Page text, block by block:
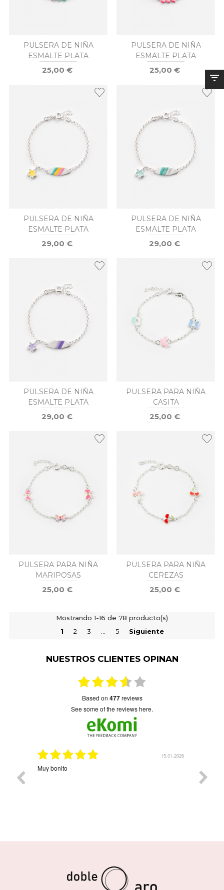
PULSERA DE NIÑA
ESMALTE PLATA
25,00 €
PULSERA DE NIÑA
ESMALTE PLATA
25,00 €
PULSERA DE NIÑA
ESMALTE PLATA
29,00 €
PULSERA DE NIÑA
ESMALTE PLATA
29,00 €
PULSERA DE NIÑA
ESMALTE PLATA
29,00 €
PULSERA PARA NIÑA
CASITA
25,00 €
PULSERA PARA NIÑA
MARIPOSAS
25,00 €
PULSERA PARA NIÑA
CEREZAS
25,00 €
Mostrando 1-16 de 78 producto(s)
1
2 3 … 5 Siguiente
NUESTROS CLIENTES OPINAN
based on 477reviews
see some of the reviews here.
15.01.2026
Muy bonito